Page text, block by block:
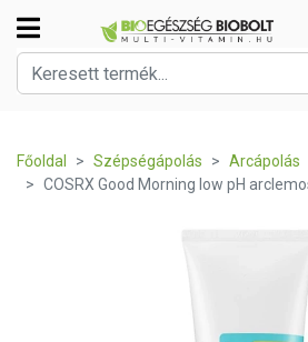
Főoldal Szépségápolás Arcápolás
COSRX Good Morning low pH